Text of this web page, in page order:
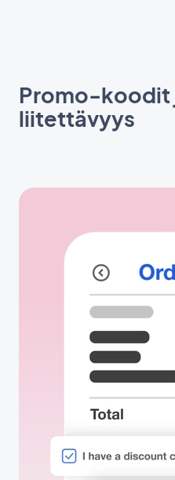
Promo-koodit
liitettävyys